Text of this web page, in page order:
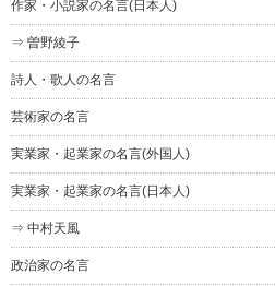
作家・小説家の名言(日本人)
⇒ 曽野綾子
詩人・歌人の名言
芸術家の名言
実業家・起業家の名言(外国人)
実業家・起業家の名言(日本人)
⇒ 中村天風
政治家の名言